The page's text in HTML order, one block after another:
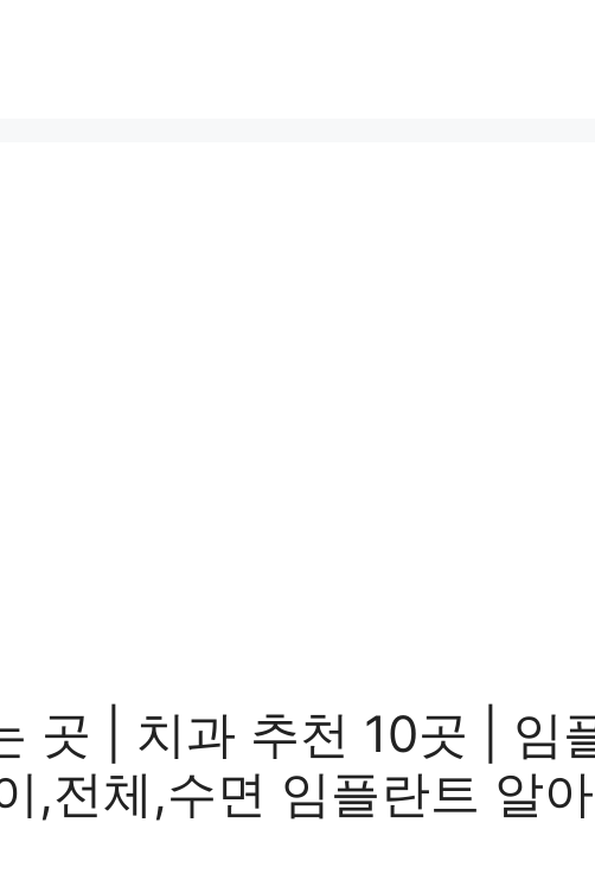
곳 | 치과 추천 10곳 | 임
,전체,수면 임플란트 알